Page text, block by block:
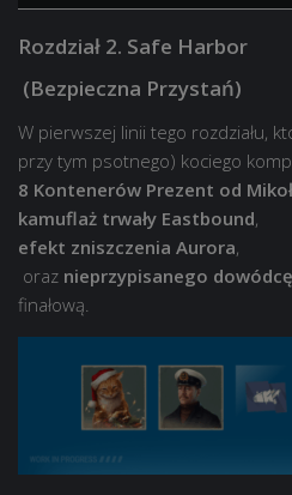
Rozdział 2. Safe Harbor
(Bezpieczna Przystań)
W pierwszej linii tego rozdziału,
przy tym psotnego) kociego
8 Kontenerów Prezent od
kamuflaż trwały Eastbound,
efekt zniszczenia Aurora,
oraz nieprzypisanego
finałową.